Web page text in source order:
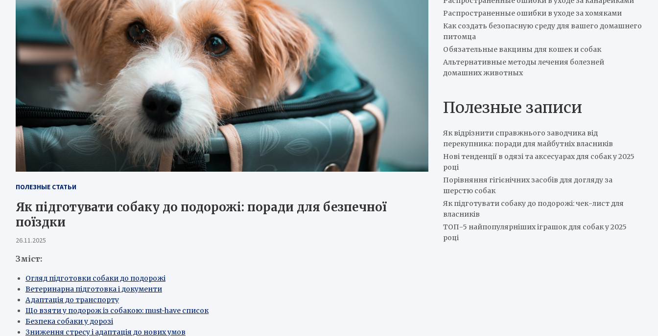
ПОЛЕЗНЫЕ СТАТЬИ
Як підготувати собаку до подорожі: поради для безпечної
поїздки
26.11.2025
Зміст:
Огляд підготовки собаки до подорожі
Ветеринарна підготовка і документи
Адаптація до транспорту
Що взяти у подорож із собакою: must-have список
Безпека собаки у дорозі
Зниження стресу і адаптація до нових умов
Распространенные ошибки в уходе за хомяками
Как создать безопасную среду для вашего домашнего
питомца
Обязательные вакцины для кошек и собак
Альтернативные методы лечения болезней
домашних животных
Полезные записи
Як відрізнити справжнього заводчика від
перекупника: поради для майбутніх власників
Нові тенденції в одязі та аксесуарах для собак у 2025
році
Порівняння гігієнічних засобів для догляду за
шерстю собак
Як підготувати собаку до подорожі: чек-лист для
власників
ТОП-5 найпопулярніших іграшок для собак у 2025
році